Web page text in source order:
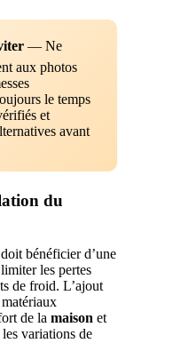
— Ne
aux photos
le temps
et
avant
du
bénéficier d’une
les pertes
de froid. L’ajout
de la maison et
variations de